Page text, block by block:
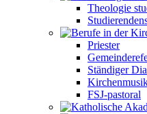
Theologie
Priester
Ständiger
FSJ-pastoral